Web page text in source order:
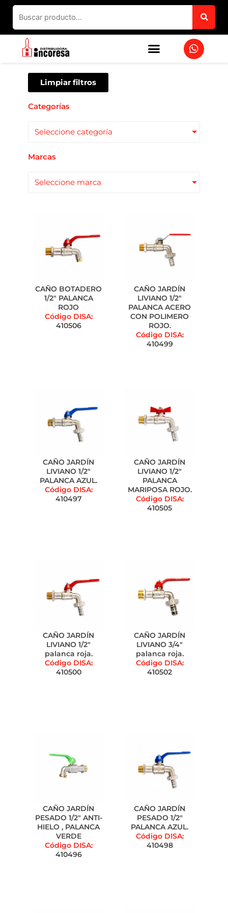
contenido
W
h
Limpiar filtros
Categorías
Seleccione categoría
Marcas
Seleccione marca
CAÑO BOTADERO
1/2" PALANCA
ROJO
Código DISA:
410506
CAÑO JARDÍN
LIVIANO 1/2"
PALANCA ACERO
CON POLIMERO
ROJO.
Código DISA:
410499
CAÑO JARDÍN
LIVIANO 1/2"
PALANCA AZUL.
Código DISA:
410497
CAÑO JARDÍN
LIVIANO 1/2"
PALANCA
MARIPOSA ROJO.
Código DISA:
410505
CAÑO JARDÍN
LIVIANO 1/2"
palanca roja.
Código DISA:
410500
CAÑO JARDÍN
LIVIANO 3/4"
palanca roja.
Código DISA:
410502
CAÑO JARDÍN
PESADO 1/2" ANTI-
HIELO , PALANCA
VERDE
Código DISA:
410496
CAÑO JARDÍN
PESADO 1/2"
PALANCA AZUL.
Código DISA:
410498